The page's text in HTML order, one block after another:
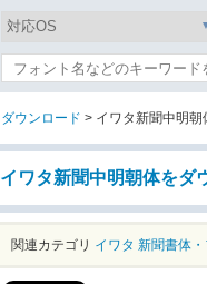
ダウンロード > イワタ新聞中明朝
イワタ新聞中明朝体をダ
関連カテゴリ イワタ 新聞書体